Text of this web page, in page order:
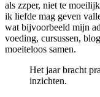
als zzper, niet te
ik liefde mag geven
wat bijvoorbeeld mijn
voeding, cursussen,
moeiteloos samen.
Het jaar bracht
inzichten.